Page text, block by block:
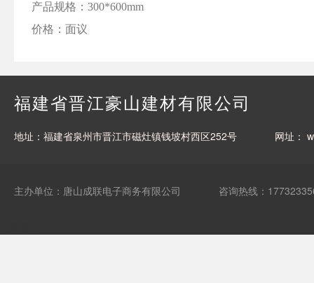
产品规格： 300*600mm
价格： 面议
福建省晋江豪山建材有限公司
地址：福建省泉州市晋江市磁灶镇钱坡村西区252号 网址：
主办单位：唐山成联电子商务有限公司 咨询热线：